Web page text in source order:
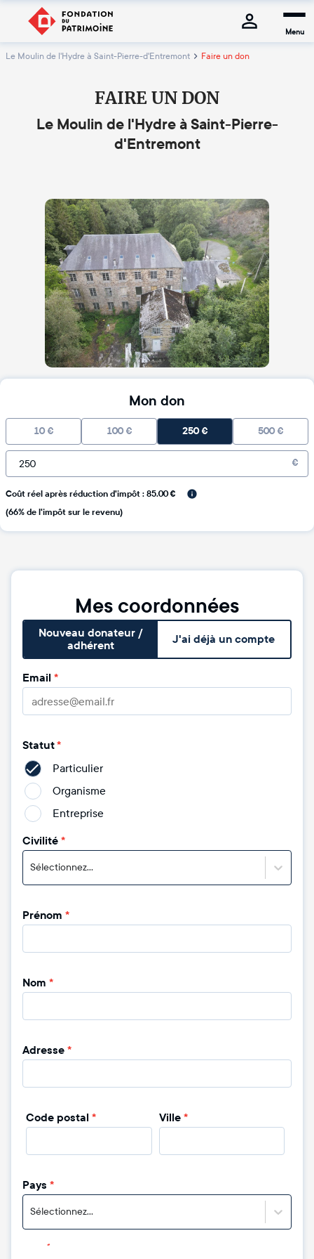
Menu
Le Moulin de l'Hydre à Saint-Pierre-d'Entremont Faire un don
FAIRE UN DON
Le Moulin de l'Hydre à Saint-Pierre-
d'Entremont
Mon don
10 € 100 € 250€ 500 €
€
Coût réel après réduction d'impôt : 85.00 €
(66% de l'impôt sur le revenu)
Mes coordonnées
Nouveau donateur /
adhérent
J'ai déjà un compte
Email *
Statut*
Particulier
Organisme
Entreprise
Civilité*
Sélectionnez...
Prénom *
Nom *
Adresse*
Code postal * Ville *
Pays *
Sélectionnez...